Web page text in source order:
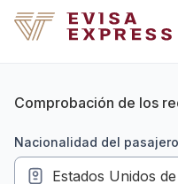
Comprobación de los
nacionalidad del pasajero